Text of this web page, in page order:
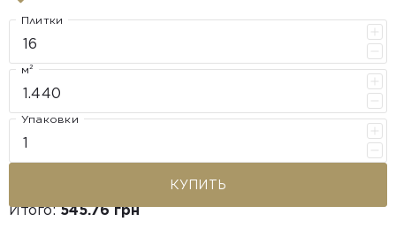
Плитки
м²
Упаковки
КУПИТЬ
Итого:545.76 грн